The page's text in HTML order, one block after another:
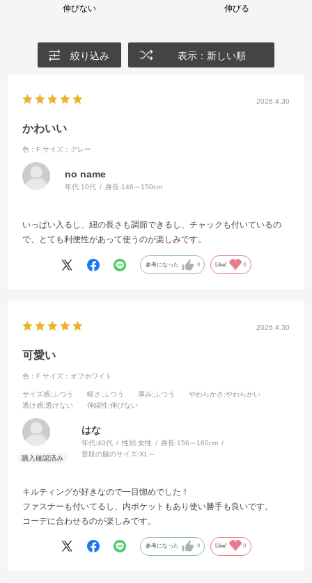
伸びない 伸びる
絞り込み 表示：新しい順
2026.4.30
かわいい
色：F サイズ：グレー
no name
年代:10代 身長:146～150cm
いっぱい入るし、紐の長さも調節できるし、チャックも付いているの
で、とても利便性があって使うのが楽しみです。
参考になった 0 Like! 0
2026.4.30
可愛い
色：F サイズ：オフホワイト
サイズ感:ふつう 軽さ :ふつう 厚み:ふつう やわらかさ :やわらかい
透け感:透けない 伸縮性:伸びない
はな
年代:40代 性別:女性 身長:156～160cm
普段の服のサイズ:XL～
キルティングが好きなので一目惚めでした！
ファスナーも付いてるし、内ポケットもあり使い勝手も良いです。
コーデに合わせるのが楽しみです。
参考になった 0 Like! 0